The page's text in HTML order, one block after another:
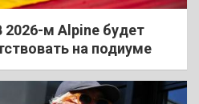
2026-м Alpine будет
на подиуме